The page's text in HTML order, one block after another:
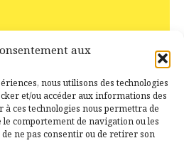
aux
nous utilisons des technologies
et/ou accéder aux informations des
ces technologies nous permettra de
comportement de navigation ou les
ne pas consentir ou de retirer son
2026
ans jour pour jour –
le 15 juillet 2016